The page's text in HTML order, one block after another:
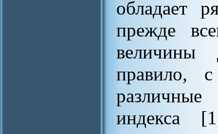
обладает
прежде
величины
правило,
индекса